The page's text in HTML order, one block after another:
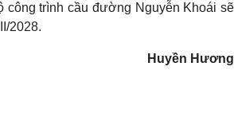
công trình cầu đường Nguyễn Khoái sẽ
2028.
Huyền Hương